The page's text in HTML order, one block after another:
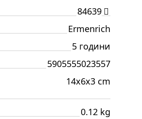
84639
Ermenrich
5 години
5905555023557
14x6x3 cm
0.12 kg